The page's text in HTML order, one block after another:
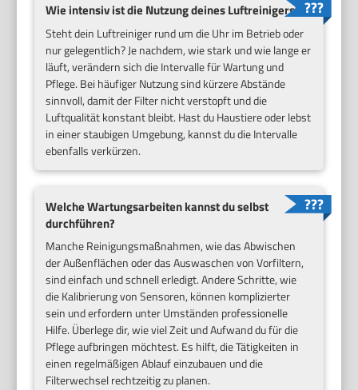
Wie intensiv ist die Nutzung deines Luftreinigers?
Steht dein Luftreiniger rund um die Uhr im Betrieb oder
nur gelegentlich? Je nachdem, wie stark und wie lange er
läuft, verändern sich die Intervalle für Wartung und
Pflege. Bei häufiger Nutzung sind kürzere Abstände
sinnvoll, damit der Filter nicht verstopft und die
Luftqualität konstant bleibt. Hast du Haustiere oder lebst
in einer staubigen Umgebung, kannst du die Intervalle
ebenfalls verkürzen.
Welche Wartungsarbeiten kannst du selbst
durchführen?
Manche Reinigungsmaßnahmen, wie das Abwischen
der Außenflächen oder das Auswaschen von Vorfiltern,
sind einfach und schnell erledigt. Andere Schritte, wie
die Kalibrierung von Sensoren, können komplizierter
sein und erfordern unter Umständen professionelle
Hilfe. Überlege dir, wie viel Zeit und Aufwand du für die
Pflege aufbringen möchtest. Es hilft, die Tätigkeiten in
einen regelmäßigen Ablauf einzubauen und die
Filterwechsel rechtzeitig zu planen.